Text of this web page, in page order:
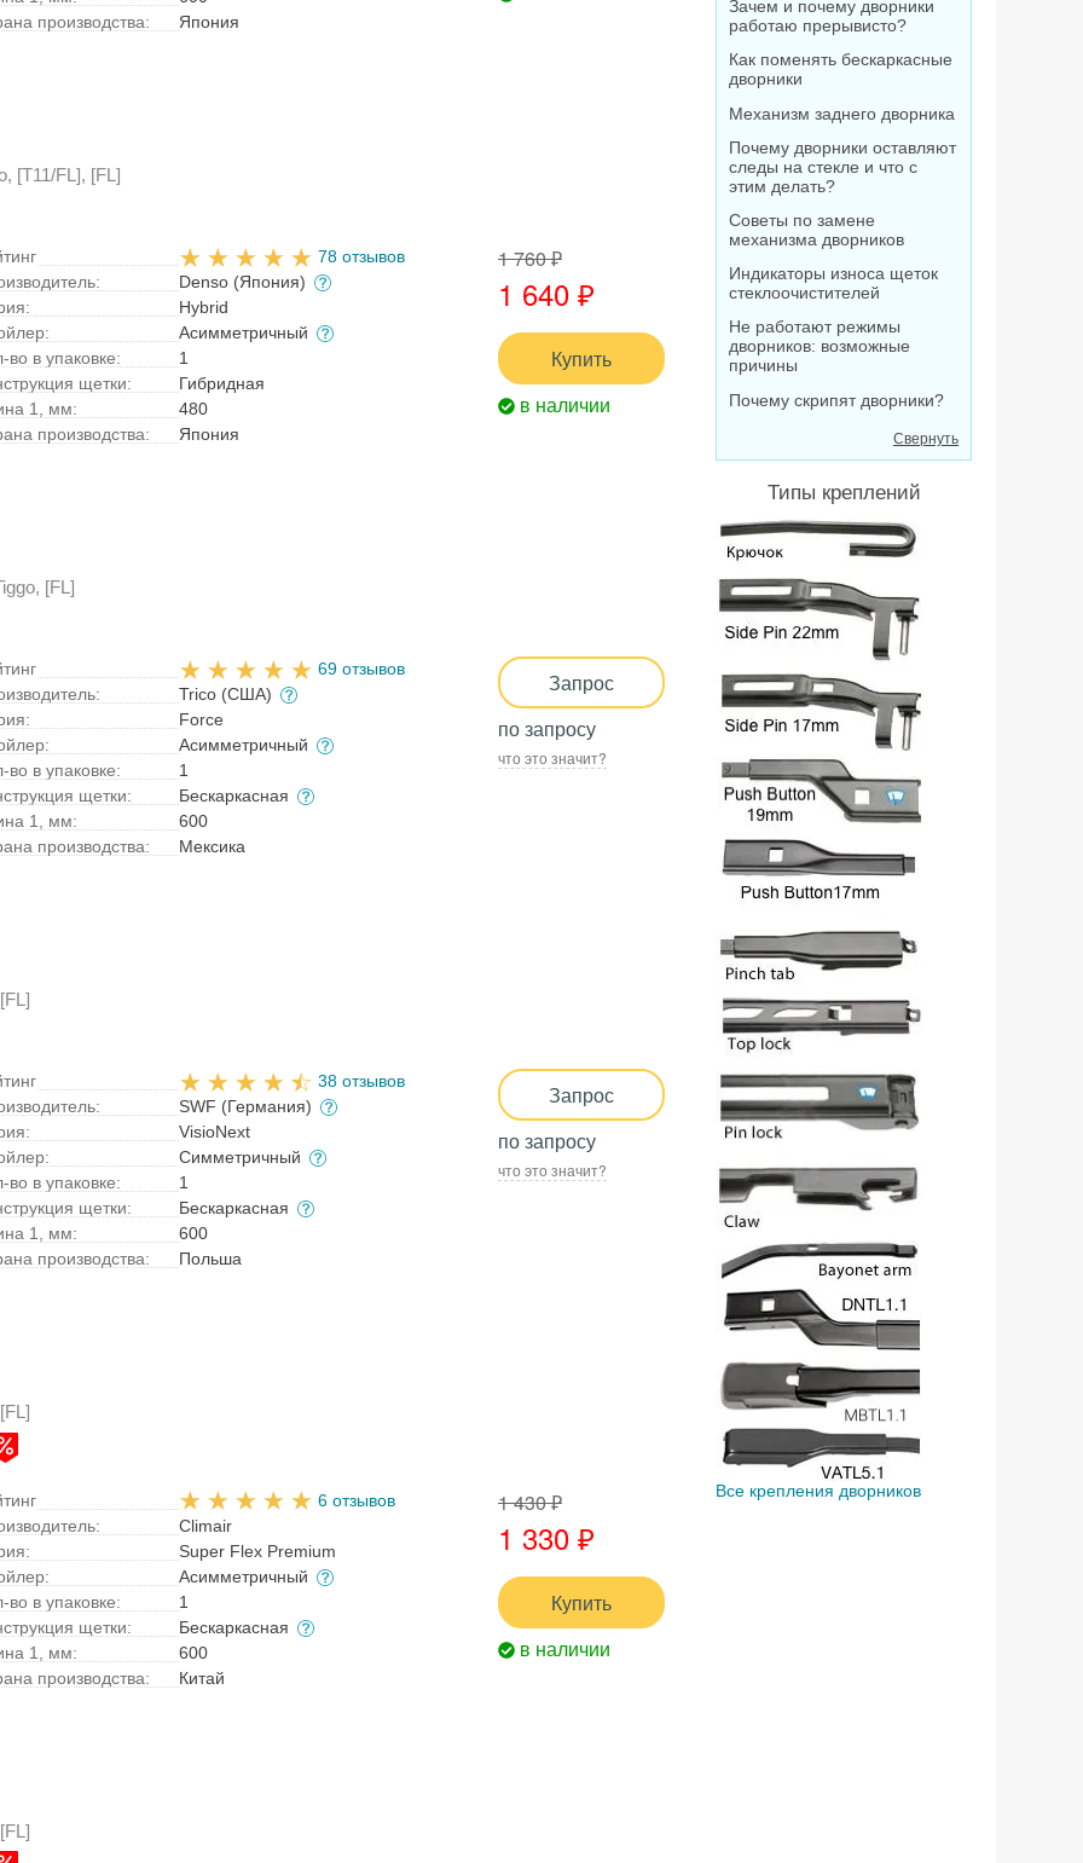
производства:
Япония
[T11/FL], [FL]
78 отзывов
Denso (Япония)
Hybrid
Асимметричный
во в упаковке:
1
щетки:
Гибридная
1, мм:
480
производства:
Япония
1 760 ₽
1 640 ₽
Купить
в наличии
[FL]
69 отзывов
Trico (США)
Force
Асимметричный
во в упаковке:
1
щетки:
Бескаркасная
1, мм:
600
производства:
Мексика
Запрос
по запросу
что это значит?
38 отзывов
SWF (Германия)
VisioNext
Симметричный
во в упаковке:
1
щетки:
Бескаркасная
1, мм:
600
производства:
Польша
Запрос
по запросу
что это значит?
6 отзывов
Climair
Super Flex Premium
Асимметричный
во в упаковке:
1
щетки:
Бескаркасная
1, мм:
600
производства:
Китай
1 430 ₽
1 330 ₽
Купить
в наличии
Зачем и почему дворники
работаю прерывисто?
Как поменять бескаркасные
дворники
Механизм заднего дворника
Почему дворники оставляют
следы на стекле и что с
этим делать?
Советы по замене
механизма дворников
Индикаторы износа щеток
стеклоочистителей
Не работают режимы
дворников: возможные
причины
Почему скрипят дворники?
Свернуть
Типы креплений
Все крепления дворников